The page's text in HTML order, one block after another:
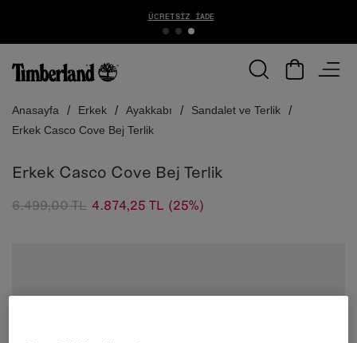
ÜCRETSIZ İADE
Anasayfa Erkek Ayakkabı
Sandalet ve Terlik
Erkek Casco Cove Bej Terlik
Erkek Casco Cove Bej Terlik
6.499,00 TL 4.874,25 TL (25%)